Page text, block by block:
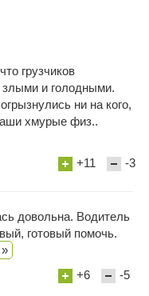
грузчиков
и голодными.
ни на кого,
хмурые физ..
+11 -3
довольна. Водитель
готовый помочь.
+6 -5